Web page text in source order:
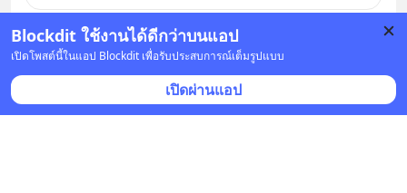
Blockdit ใช้งานได้ดีกว่าบนแอป
เปิดโพสต์นี้ในแอป Blockdit เพื่อรับประสบการณ์เต็มรูปแบบ
เปิดผ่านแอป
บันทึก